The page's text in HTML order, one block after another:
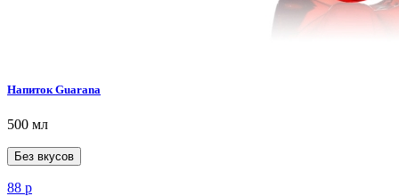
Напиток Guarana
500 мл
Без вкусов
88 р